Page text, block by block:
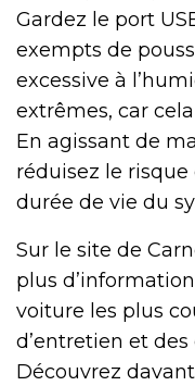
Gardez le port
exempts de
excessive à
extrêmes, car
En agissant de
réduisez le
durée de vie du
Sur le site de
plus
voiture les plus
d’entretien et
Découvrez